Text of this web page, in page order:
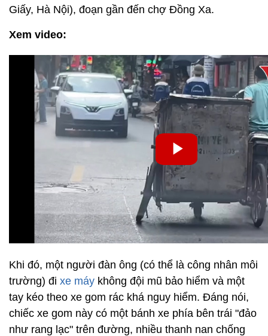
Giấy, Hà Nội), đoạn gần đến chợ Đồng Xa.
Xem video:
Khi đó, một người đàn ông (có thể là công nhân môi
trường) đi xe máy không đội mũ bảo hiểm và một
tay kéo theo xe gom rác khá nguy hiểm. Đáng nói,
chiếc xe gom này có một bánh xe phía bên trái "đảo
như rang lạc" trên đường, nhiều thanh nan chống